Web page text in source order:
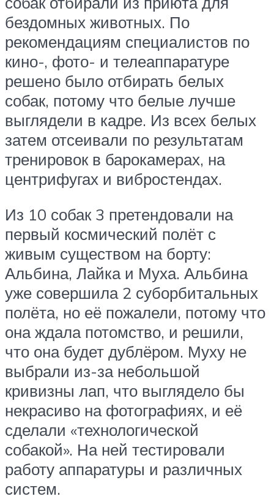
бездомных животных. По
рекомендациям специалистов по
кино-, фото- и телеаппаратуре
решено было отбирать белых
собак, потому что белые лучше
выглядели в кадре. Из всех белых
затем отсеивали по результатам
тренировок в барокамерах, на
центрифугах и вибростендах.
Из 10 собак 3 претендовали на
первый космический полёт с
живым существом на борту:
Альбина, Лайка и Муха. Альбина
уже совершила 2 суборбитальных
полёта, но её пожалели, потому что
она ждала потомство, и решили,
что она будет дублёром. Муху не
выбрали из-за небольшой
кривизны лап, что выглядело бы
некрасиво на фотографиях, и её
сделали «технологической
собакой». На ней тестировали
работу аппаратуры и различных
систем.